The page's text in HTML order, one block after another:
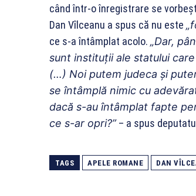
când într-o înregistrare se
Dan Vîlceanu a spus că nu este
ce s-a întâmplat acolo. „Dar,
sunt instituții ale statului
(…) Noi putem judeca și
se întâmplă nimic cu
dacă s-au întâmplat fapte
ce s-ar opri?”– a spus
TAGS APELE ROMANE DAN